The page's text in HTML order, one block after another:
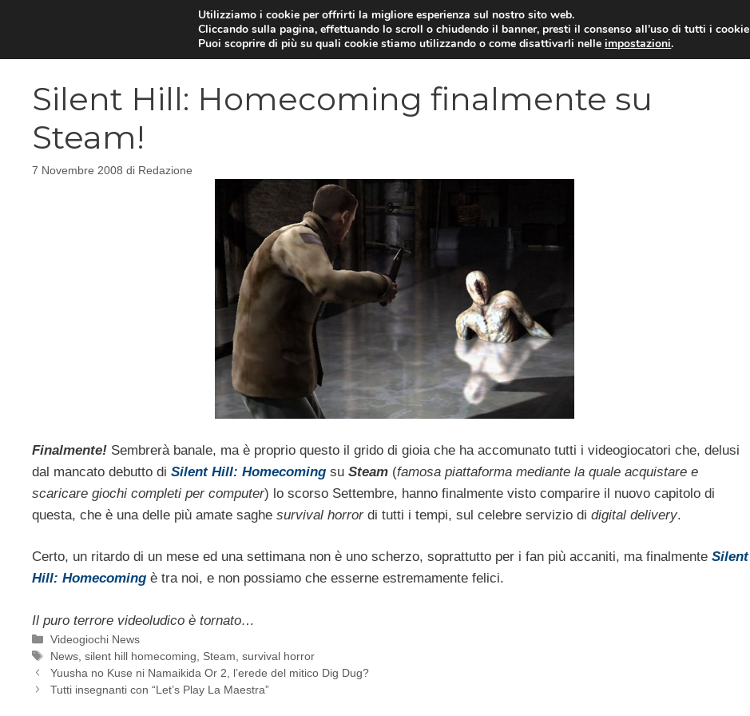
VIDEOGIOCHI NEWS RECENSIONI
Silent Hill: Homecoming finalmente su
Steam!
7 Novembre 2008 di Redazione
Finalmente! Sembrerà banale, ma è proprio questo il grido di gioia che ha accomunato tutti i videogiocatori che, delusi
dal mancato debutto di Silent Hill: Homecoming su Steam (famosa piattaforma mediante la quale acquistare e
scaricare giochi completi per computer) lo scorso Settembre, hanno finalmente visto comparire il nuovo capitolo di
questa, che è una delle più amate saghe survival horrordi tutti i tempi, sul celebre servizio di digital delivery.
Certo, un ritardo di un mese ed una settimana non è uno scherzo, soprattutto per i fan più accaniti, ma finalmente Silent
Hill: Homecoming è tra noi, e non possiamo che esserne estremamente felici.
Il puro terrore videoludico è tornato…
Categorie
Videogiochi News
Tag
News ,silent hill homecoming Steam ,survival horror
Yuusha no Kuse ni Namaikida Or 2, l’erede del mitico Dig Dug?
Tutti insegnanti con “Let’s Play La Maestra”
Utilizziamo i cookie per offrirti la migliore esperienza sul nostro sito web.
Cliccando sulla pagina, effettuando lo scroll o chiudendo il banner, presti il consenso all’uso di tutti i cookie
Puoi scoprire di più su quali cookie stiamo utilizzando o come disattivarli nelleimpostazioni.